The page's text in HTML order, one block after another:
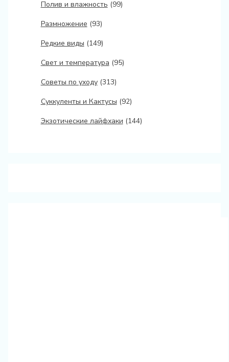
Полив и влажность (99)
Размножение (93)
Редкие виды (149)
Свет и температура (95)
Советы по уходу(313)
Суккуленты и Кактусы (92)
Экзотические лайфхаки (144)